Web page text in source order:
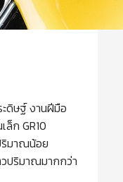
ะดิษฐ์ งานฝีมือ
ล็ก GR10
ริมาณน้อย
วปริมาณมากกว่า